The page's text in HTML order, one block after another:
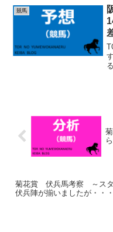
競馬
菊花賞 伏兵馬考察 ～ス
伏兵陣が揃いましたが・・